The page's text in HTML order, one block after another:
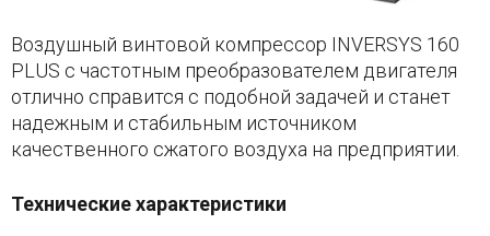
Воздушный винтовой компрессор INVERSYS 160
PLUS с частотным преобразователем двигателя
отлично справится с подобной задачей и станет
надежным и стабильным источником
качественного сжатого воздуха на предприятии.
Технические характеристики